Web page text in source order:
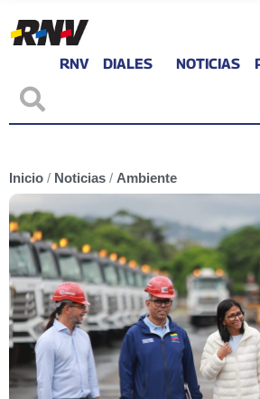
RNV DIALES NOTICIAS
Inicio / Noticias / Ambiente